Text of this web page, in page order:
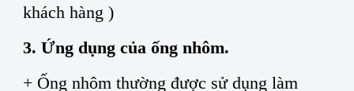
khách hàng )
3. Ứng dụng của ống nhôm.
+ Ống nhôm thường được sử dụng làm